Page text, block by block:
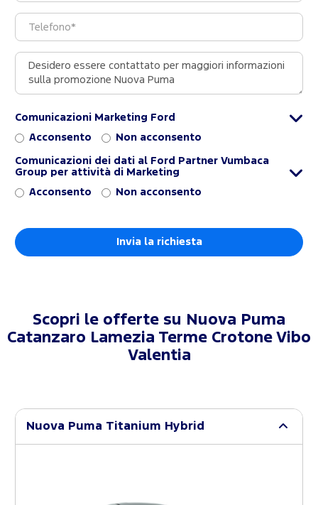
Comunicazioni Marketing Ford
Acconsento Non acconsento
Comunicazioni dei dati al Ford Partner Vumbaca
Group per attività di Marketing
Acconsento Non acconsento
Scopri le offerte su
Nuova Puma
Catanzaro Lamezia Terme Crotone Vibo
Valentia
Nuova Puma Titanium Hybrid